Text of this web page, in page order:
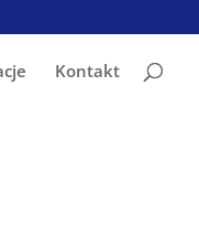
Kontakt